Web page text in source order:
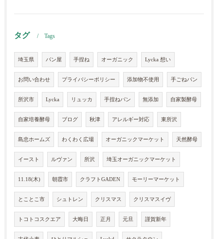
タグ Tags
埼玉県 パン屋 手捏ね オーガニック Lycka 想い
お問い合わせ プライバシーポリシー 添加物不使用 手ごねパン
所沢市 Lycka リュッカ 手捏ねパン 無添加 自家製酵母
自家培養酵母 ブログ 秋津 アレルギー対応 東所沢
島忠ホームズ わくわく広場 オーガニックマーケット 天然酵母
イースト ルヴァン 所沢 埼玉オーガニックマーケット
11.18(木) 朝霞市 クラフトGADEN モーリーマーケット
とことこ市 シュトレン クリスマス クリスマスイヴ
トコトコスクエア 大晦日 正月 元旦 謹賀新年